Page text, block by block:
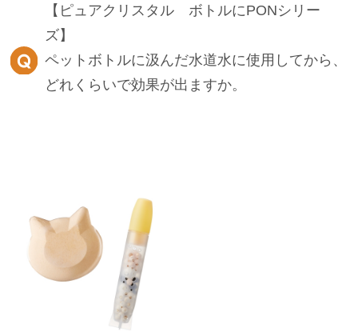
【ピュアクリスタル ボトルにPONシリー
ズ】
ペットボトルに汲んだ水道水に使用してから、
どれくらいで効果が出ますか。